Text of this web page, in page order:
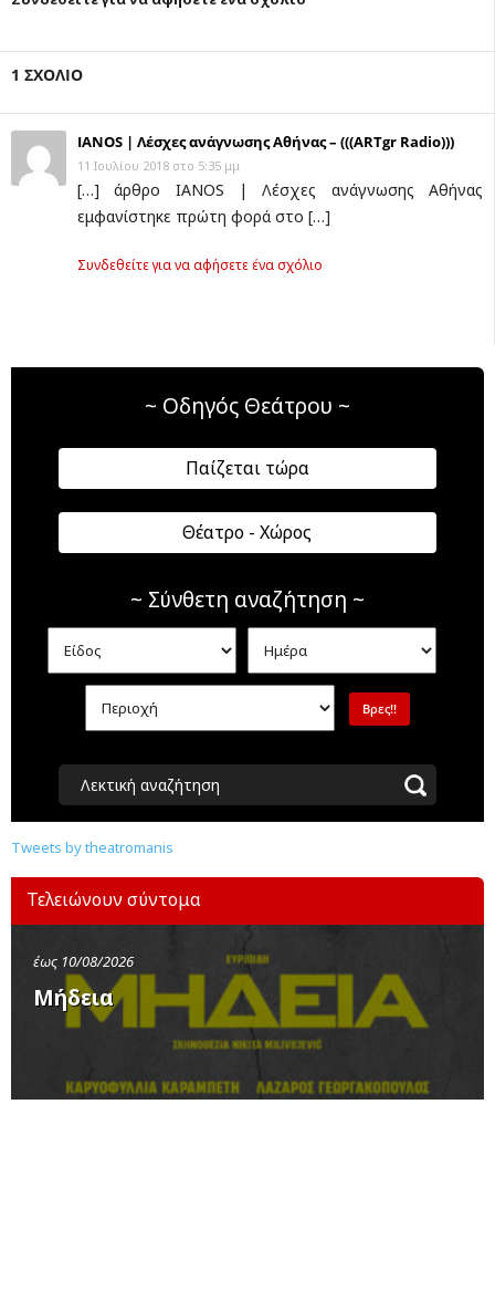
1 ΣΧΟΛΙΟ
IANOS | Λέσχες ανάγνωσης Αθήνας – (((ARTgr Radio)))
11 Ιουλίου 2018 στο 5:35 μμ
[…] άρθρο IANOS | Λέσχες ανάγνωσης Αθήνας
εμφανίστηκε πρώτη φορά στο […]
Συνδεθείτε για να αφήσετε ένα σχόλιο
~ Οδηγός Θεάτρου ~
Παίζεται τώρα
Θέατρο - Χώρος
~ Σύνθετη αναζήτηση ~
Λεκτική αναζήτηση
Tweets by theatromanis
Τελειώνουν σύντομα
έως 10/08/2026
Μήδεια